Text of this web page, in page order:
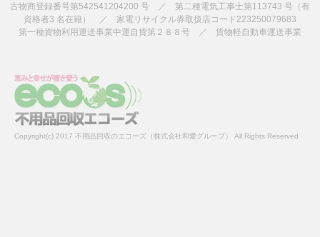
古物商登録番号第542541204200 号 ／ 第二種電気工事士第113743 号（有
資格者3 名在籍） ／ 家電リサイクル券取扱店コード223250079683
第一種貨物利用運送事業中運自貨第２８８号 ／ 貨物軽自動車運送事業
Copyright(c) 2017 不用品回収のエコーズ（株式会社和愛グループ） All Rights Reserved